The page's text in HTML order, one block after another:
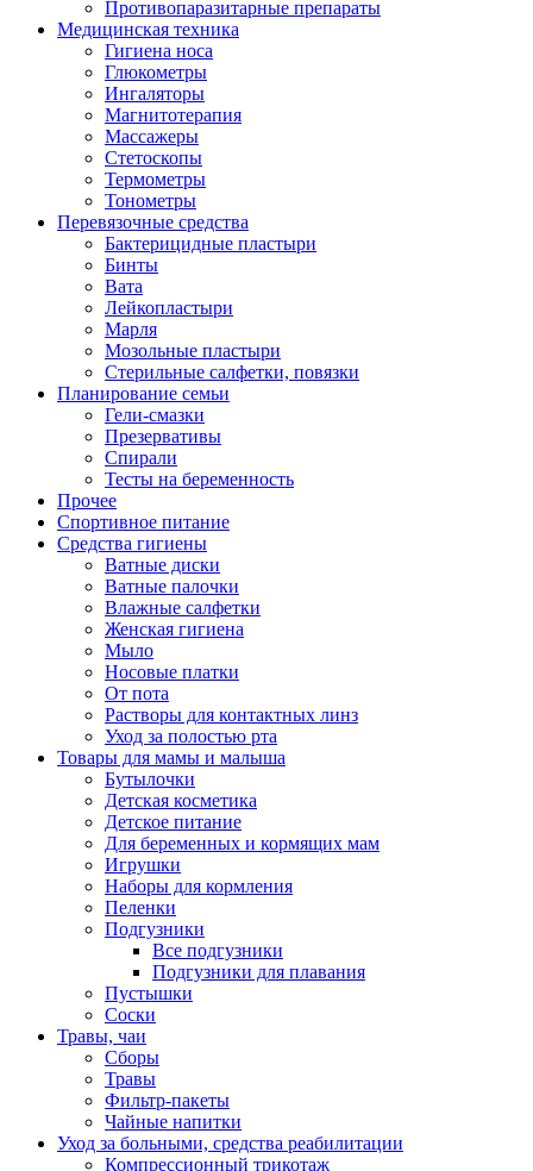
Противопаразитарные препараты
Медицинская техника
Гигиена носа
Глюкометры
Ингаляторы
Магнитотерапия
Массажеры
Стетоскопы
Термометры
Тонометры
Перевязочные средства
Бактерицидные пластыри
Бинты
Вата
Лейкопластыри
Марля
Мозольные пластыри
Стерильные салфетки, повязки
Планирование семьи
Гели-смазки
Презервативы
Спирали
Тесты на беременность
Прочее
Спортивное питание
Средства гигиены
Ватные диски
Ватные палочки
Влажные салфетки
Женская гигиена
Мыло
Носовые платки
От пота
Растворы для контактных линз
Уход за полостью рта
Товары для мамы и малыша
Бутылочки
Детская косметика
Детское питание
Для беременных и кормящих мам
Игрушки
Наборы для кормления
Пеленки
Подгузники
Все подгузники
Подгузники для плавания
Пустышки
Соски
Травы, чаи
Сборы
Травы
Фильтр-пакеты
Чайные напитки
Уход за больными, средства реабилитации
Компрессионный трикотаж